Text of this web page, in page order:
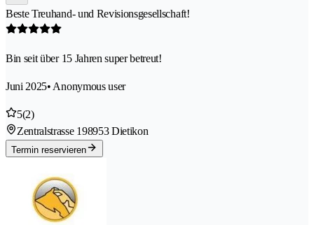
Beste Treuhand- und Revisionsgesellschaft!
Bin seit über 15 Jahren super betreut!
Juni 2025• Anonymous user
5(2)
Zentralstrasse 198953 Dietikon
Termin reservieren